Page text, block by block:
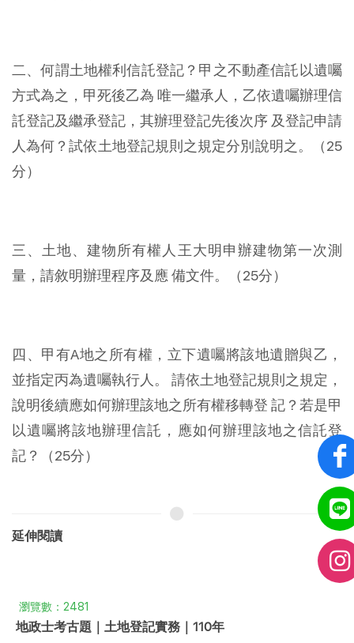
二、何謂土地權利信託登記？甲之不動產信託以遺囑
方式為之，甲死後乙為 唯一繼承人，乙依遺囑辦理信
託登記及繼承登記，其辦理登記先後次序 及登記申請
人為何？試依土地登記規則之規定分別說明之。（25
分）
三、土地、建物所有權人王大明申辦建物第一次測
量，請敘明辦理程序及應 備文件。（25分）
四、甲有A地之所有權，立下遺囑將該地遺贈與乙，
並指定丙為遺囑執行人。 請依土地登記規則之規定，
說明後續應如何辦理該地之所有權移轉登 記？若是甲
以遺囑將該地辦理信託，應如何辦理該地之信託登
記？（25分）
延伸閱讀
瀏覽數：2481
地政士考古題｜土地登記實務｜110年